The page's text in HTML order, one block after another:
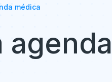
médica
agenda